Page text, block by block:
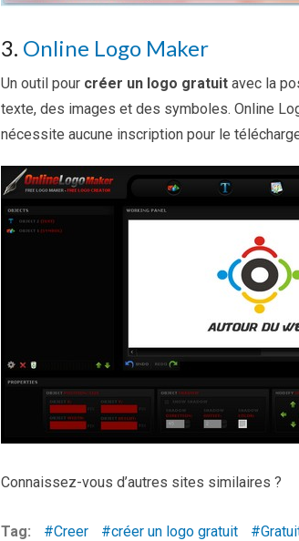
3. Online Logo Maker
Un outil pour créer un logo gratuit avec la
texte, des images et des symboles. Online
nécessite aucune inscription pour le
Connaissez-vous d’autres sites similaires ?
Tag: Creer créer un logo gratuit